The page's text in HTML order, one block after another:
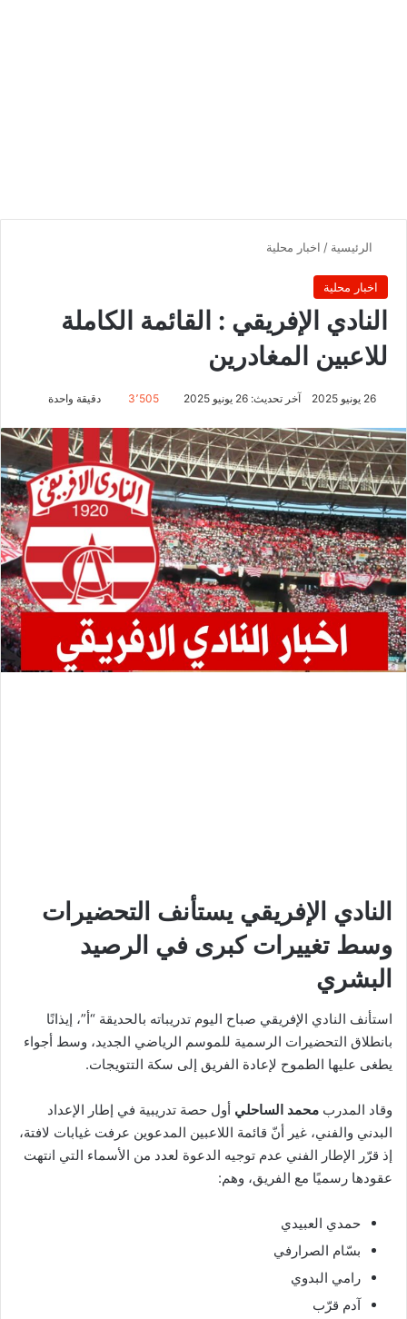
الرئيسية / اخبار محلية
اخبار محلية
النادي الإفريقي : القائمة الكاملة
للاعبين المغادرين
26 يونيو 2025 آخر تحديث: 26 يونيو 2025 3٬505 دقيقة واحدة
النادي الإفريقي يستأنف التحضيرات
وسط تغييرات كبرى في الرصيد
البشري
استأنف النادي الإفريقي صباح اليوم تدريباته بالحديقة “أ”، إيذانًا
بانطلاق التحضيرات الرسمية للموسم الرياضي الجديد، وسط أجواء
يطغى عليها الطموح لإعادة الفريق إلى سكة التتويجات.
وقاد المدرب محمد الساحلي أول حصة تدريبية في إطار الإعداد
البدني والفني، غير أنّ قائمة اللاعبين المدعوين عرفت غيابات لافتة،
إذ قرّر الإطار الفني عدم توجيه الدعوة لعدد من الأسماء التي انتهت
عقودها رسميًا مع الفريق، وهم:
حمدي العبيدي
بسّام الصرارفي
رامي البدوي
آدم قرّب